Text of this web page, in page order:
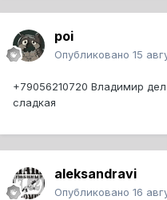
poi
Опубликовано 15
+79056210720 Владимир
сладкая
aleksandravi
Опубликовано 16